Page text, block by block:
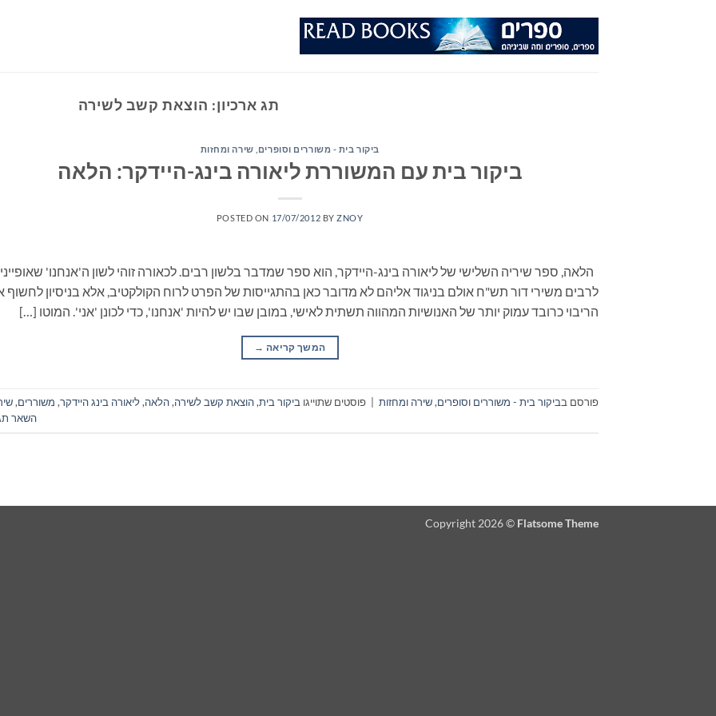
תג ארכיון: הוצאת קשב לשירה
ביקור בית - משוררים וסופרים שירה ומחזות
ביקור בית עם המשוררת ליאורה בינג-היידקר: הלאה
POSTED ON 17/07/2012 BYZNOY
הלאה, ספר שיריה השלישי של ליאורה בינג-היידקר, הוא ספר שמדבר בלשון רבים. לכאורה זוהי לשון ה'אנחנו'
לרבים משירי דור תש"ח אולם בניגוד אליהם לא מדובר כאן בהתגייסות של הפרט לרוח הקולקטיב, אלא בניסיון לחשוף
הריבוי כרובד עמוק יותר של האנושיות המהווה תשתית לאישי, במובן שבו יש להיות 'אנחנו', כדי לכונן 'אני'. המוטו […]
המשך קריאה →
פורסם בביקור בית - משוררים וסופרים,שירה ומחזות פוסטים שתוייגו ביקור בית,הוצאת קשב לשירה,הלאה,ליאורה בינג היידקר, משוררים,
השאר
Copyright 2026 © Flatsome Theme